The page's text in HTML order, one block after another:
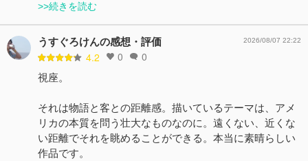
>>続きを読む
うすぐろけんの感想・評価
4.2 0 0
2026/08/07 22:22
視座。
それは物語と客との距離感。描いているテーマは、アメ
リカの本質を問う壮大なものなのに。遠くない、近くな
い距離でそれを眺めることができる。本当に素晴らしい
作品です。